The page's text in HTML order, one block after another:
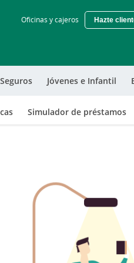
Oficinas y cajeros Hazte
Simulador de préstamos
Seguros Jóvenes e Infantil